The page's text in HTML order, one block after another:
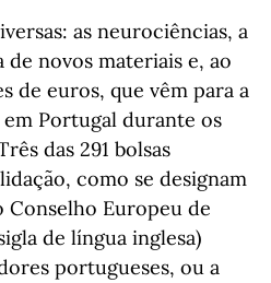
as neurociências, a
novos materiais e, ao
de euros, que vêm para a
Portugal durante os
das 291 bolsas
como se designam
Conselho Europeu de
de língua inglesa)
portugueses, ou a